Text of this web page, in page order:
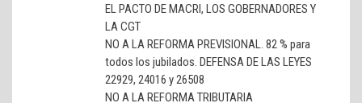
EL PACTO DE MACRI, LOS GOBERNADORES Y
LA CGT
NO A LA REFORMA PREVISIONAL. 82 % para
todos los jubilados. DEFENSA DE LAS LEYES
22929, 24016 y 26508
NO A LA REFORMA TRIBUTARIA